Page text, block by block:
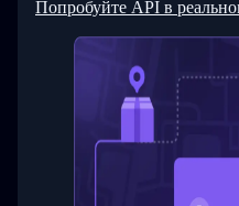
Попробуйте API в